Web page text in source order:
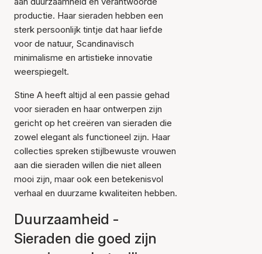
productie. Haar sieraden hebben een
sterk persoonlijk tintje dat haar liefde
voor de natuur, Scandinavisch
minimalisme en artistieke innovatie
weerspiegelt.
Stine A heeft altijd al een passie gehad
voor sieraden en haar ontwerpen zijn
gericht op het creëren van sieraden die
zowel elegant als functioneel zijn. Haar
collecties spreken stijlbewuste vrouwen
aan die sieraden willen die niet alleen
mooi zijn, maar ook een betekenisvol
verhaal en duurzame kwaliteiten hebben.
Duurzaamheid -
Sieraden die goed zijn